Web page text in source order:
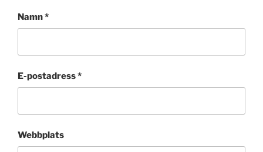
Namn*
E-postadress*
Webbplats